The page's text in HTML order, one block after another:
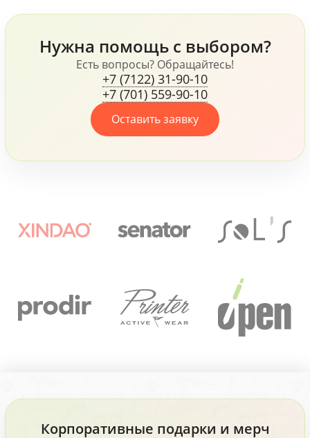
Harvest, ручки Senator и
все это говорит о том,
что компания, не
жалеет средств для
своих сотрудников.
Нужна помощь с выбором?
Есть вопросы? Обращайтесь!
+7 (7122) 31-90-10
+7 (701) 559-90-10
Оставить заявку
Корпоративные подарки и мерч